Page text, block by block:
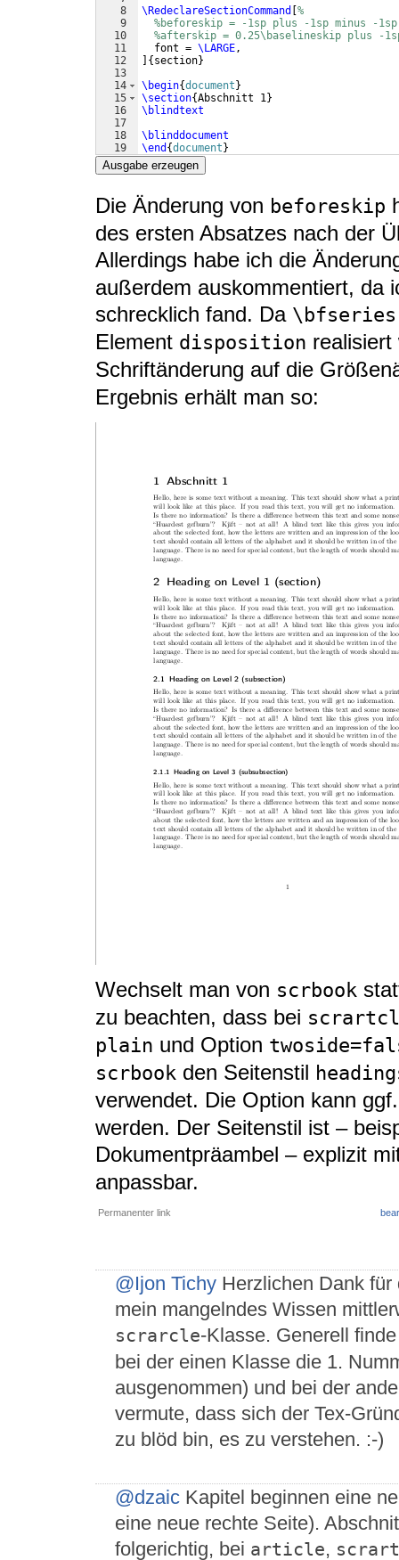
8
9
10
11
12
13
14
15
16
17
18
19
\RedeclareSectionCommand
%
%beforeskip = -1sp plus -1sp minus -
%afterskip = 0.25\baselineskip plus -
  font =
\LARGE,
{ section}
\begin{document }
\section{Abschnitt 1}
\blindtext
\blinddocument
\end {document }
Ausgabe erzeugen
Die Änderung von beforeskip
des ersten Absatzes nach der
Allerdings habe ich die
außerdem auskommentiert, da
schrecklich fand. Da \bfseries
Element disposition
Schriftänderung auf die
Ergebnis erhält man so:
Wechselt man von scrbook
zu beachten, dass bei scrartcl
plain und Option
scrbook den Seitenstil
verwendet. Die Option kann
werden. Der Seitenstil ist –
Dokumentpräambel – explizit
anpassbar.
Permanenter link
@Ijon Tichy Herzlichen Dank
mein mangelndes Wissen
scrarcle-Klasse. Generell
bei der einen Klasse die 1.
ausgenommen) und bei der
vermute, dass sich der Tex-
zu blöd bin, es zu verstehen. :-)
@dzaic Kapitel beginnen eine
eine neue rechte Seite).
folgerichtig, bei article,